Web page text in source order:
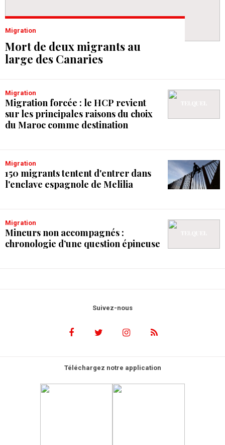
Migration
Mort de deux migrants au
large des Canaries
Migration
Migration forcée : le HCP revient
sur les principales raisons du choix
du Maroc comme destination
Migration
150 migrants tentent d'entrer dans
l'enclave espagnole de Melilia
Migration
Mineurs non accompagnés :
chronologie d’une question épineuse
Suivez-nous
Téléchargez notre application